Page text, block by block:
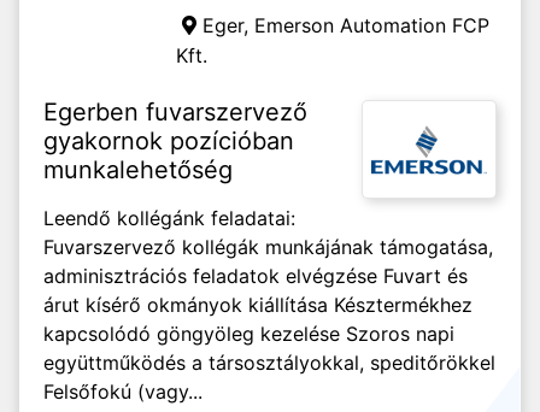
Eger, Emerson Automation FCP
Kft.
Egerben fuvarszervező
gyakornok pozícióban
munkalehetőség
Leendő kollégánk feladatai:
Fuvarszervező kollégák munkájának támogatása,
adminisztrációs feladatok elvégzése Fuvart és
árut kísérő okmányok kiállítása Késztermékhez
kapcsolódó göngyöleg kezelése Szoros napi
együttműködés a társosztályokkal, speditőrökkel
Felsőfokú (vagy...